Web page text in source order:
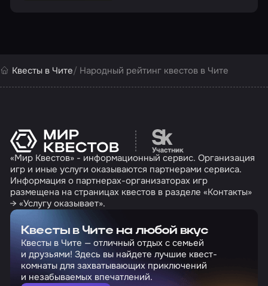
Квесты в Чите Народный рейтинг квестов в Чите
Перейти на сайт
«Мир Квестов» - информационный сервис. Организация
игр и иные услуги оказываются партнерами сервиса.
Информация о партнерах-организаторах игр
размещена на страницах квестов в разделе «Контакты»
→ «Услугу оказывает».
Квесты в Чите на любой вкус
Квесты в Чите — отличный отдых с семьей
и друзьями! Здесь вы найдете лучшие квест-
комнаты для захватывающих приключений
и незабываемых впечатлений.